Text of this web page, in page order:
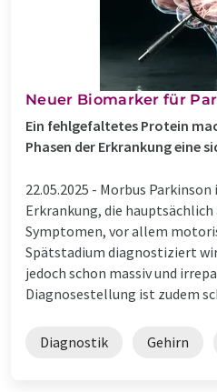
Neuer Biomarker für
Ein fehlgefaltetes Protein
Phasen der Erkrankung eine
22.05.2025 - Morbus
Erkrankung, die
Symptomen, vor allem
Spätstadium diagnostiziert
jedoch schon massiv und
Diagnosestellung ist zudem
Diagnostik Gehirn